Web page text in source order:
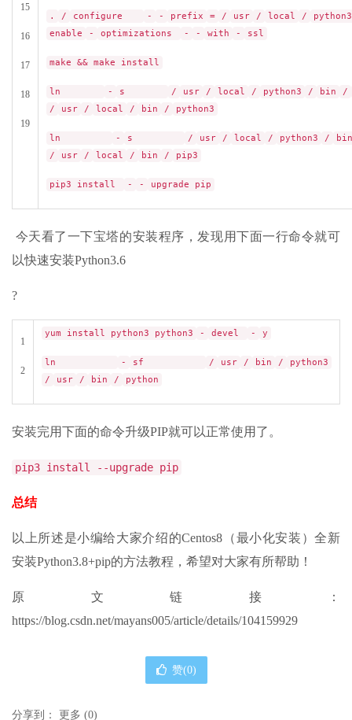
15
16
17
18
19
. / configure - - prefix = / usr / local /
enable
- optimizations - - with - ssl
make && make install
ln - s / usr / local / python3 / bin
/
/
usr / local / bin / python3
ln - s / usr / local / python3 /
bin
/
usr / local / bin / pip3
pip3 install - - upgrade pip
今天看了一下宝塔的安装程序，发现用下面一行命令就可
以快速安装Python3.6
?
1
2
yum install python3 python3 - devel - y
ln - sf / usr / bin /
python3
/
usr / bin / python
安装完用下面的命令升级PIP就可以正常使用了。
pip3 install --upgrade pip
总结
以上所述是小编给大家介绍的Centos8（最小化安装）全新
安装Python3.8+pip的方法教程，希望对大家有所帮助！
原文链接：
https://blog.csdn.net/mayans005/article/details/104159929
赞(0)
分享到： 更多 (0)